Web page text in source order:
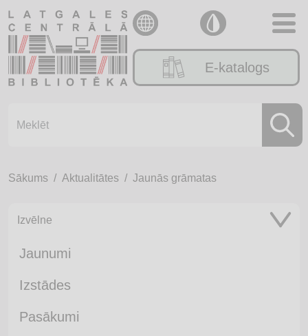
E-katalogs
Sākums Aktualitātes Jaunās grāmatas
Izvēlne
Jaunumi
Izstādes
Pasākumi